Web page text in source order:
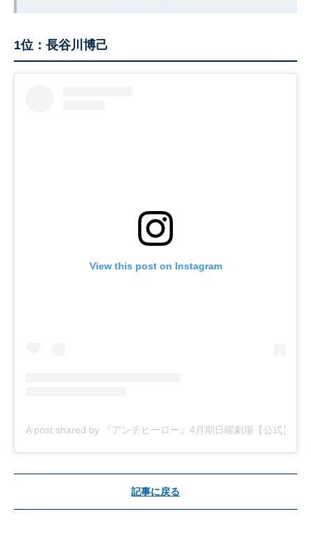
1位：長谷川博己
View this post on Instagram
A post shared by 『アンチヒーロー』4月期日曜劇場【公式】
記事に戻る